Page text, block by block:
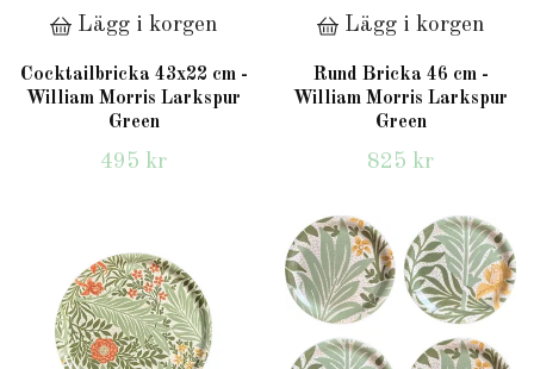
Lägg i korgen
Cocktailbricka 43x22 cm -
William Morris Larkspur
Green
495 kr
Lägg i korgen
Rund Bricka 46 cm -
William Morris Larkspur
Green
825 kr